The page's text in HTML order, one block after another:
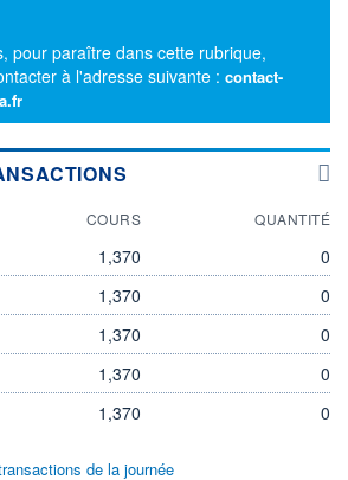
pour paraître dans cette rubrique,
à l'adresse suivante : contact-
COURS QUANTITÉ
1,370
0
1,370
0
1,370
0
1,370
0
1,370 0
de la journée